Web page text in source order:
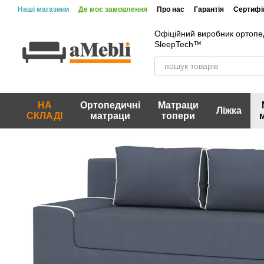
Перейти до основного контенту
Наші магазини Де моє замовлення Про нас Гарантія
Офіційний виробник
SleepTech™
НА
СКЛАДІ
Ортопедичні
матраци
Матраци
топери
Ліжка